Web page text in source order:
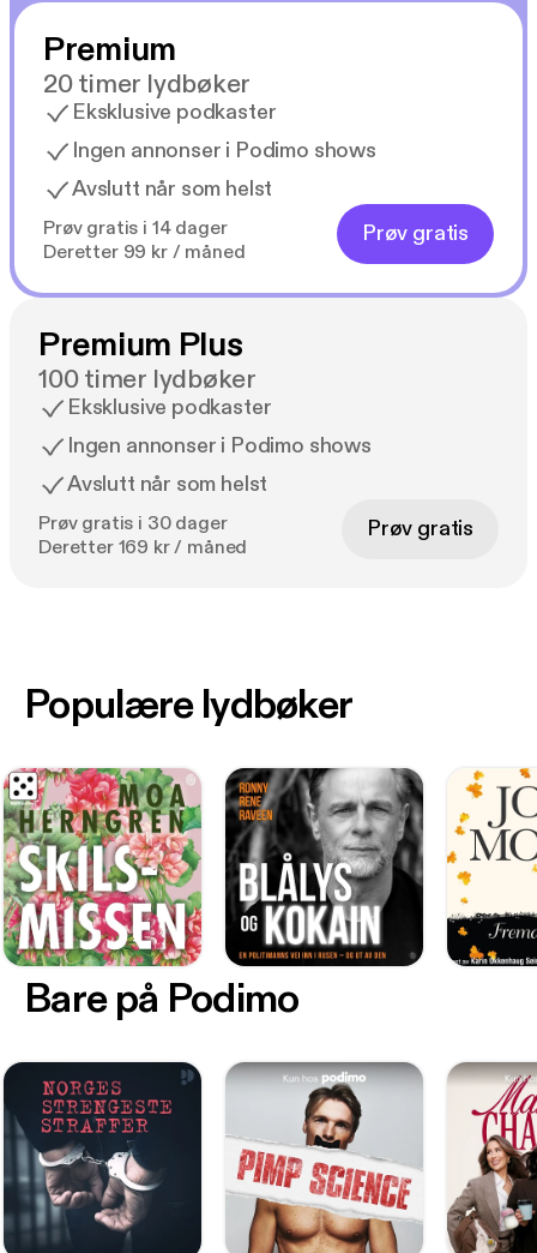
Premium
20 timer lydbøker
Eksklusive podkaster
Ingen annonser i Podimo shows
Avslutt når som helst
Prøv gratis i 14 dager
Deretter 99 kr / måned
Prøv gratis
Premium Plus
100 timer lydbøker
Eksklusive podkaster
Ingen annonser i Podimo shows
Avslutt når som helst
Prøv gratis i 30 dager
Deretter 169 kr / måned
Prøv gratis
Bare på Podimo
Populære lydbøker